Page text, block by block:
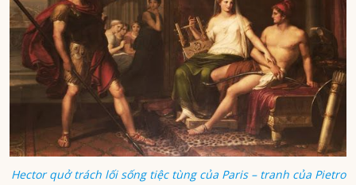
Hector quở trách lối sống tiệc tùng của Paris – tranh của Pietro